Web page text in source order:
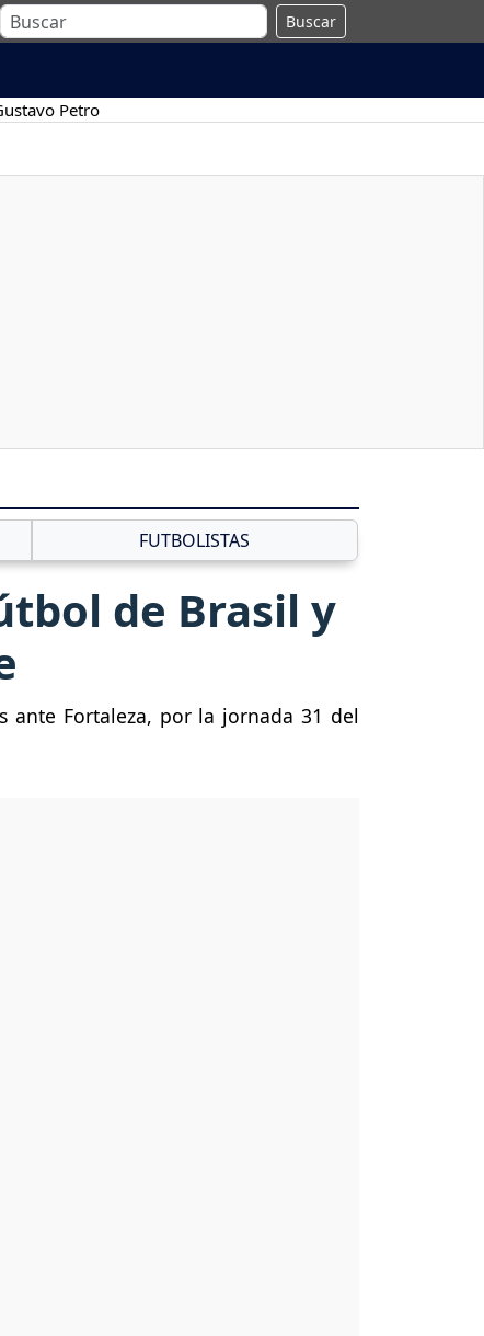
Buscar
Petro
FUTBOLISTAS
de Brasil y
ante Fortaleza, por la jornada 31 del